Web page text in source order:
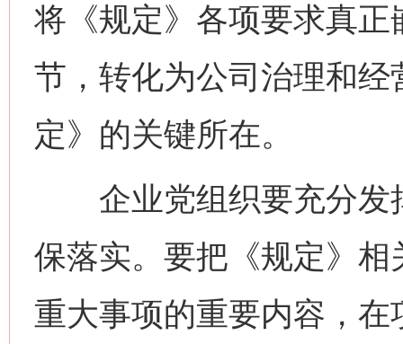
将《规定》各项要求真
节，转化为公司治理和
定》的关键所在。
企业党组织要充分发
保落实。要把《规定》
重大事项的重要内容，